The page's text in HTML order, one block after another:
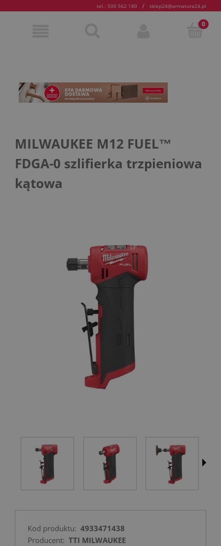
tel.: 500 562 180 / sklep24@armatura24.pl
MILWAUKEE M12 FUEL™
FDGA-0 szlifierka trzpieniowa
kątowa
Kod produktu: 4933471438
Producent: TTI MILWAUKEE